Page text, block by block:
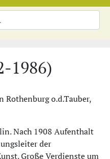
1986)
Rothenburg o.d.Tauber,
Nach 1908 Aufenthalt
der
Große Verdienste um